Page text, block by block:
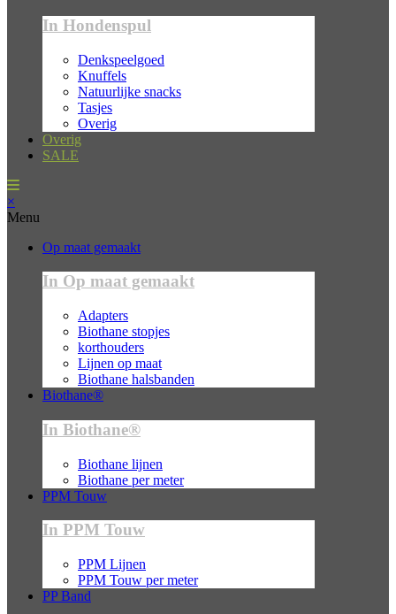
In Hondenspul
Denkspeelgoed
Knuffels
Natuurlijke snacks
Tasjes
Overig
Overig
SALE
×
Menu
Op maat gemaakt
In Op maat gemaakt
Adapters
Biothane stopjes
korthouders
Lijnen op maat
Biothane halsbanden
Biothane®
In Biothane®
Biothane lijnen
Biothane per meter
PPM Touw
In PPM Touw
PPM Lijnen
PPM Touw per meter
PP Band